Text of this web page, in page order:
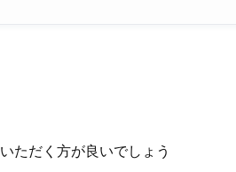
ただく方が良いでしょう